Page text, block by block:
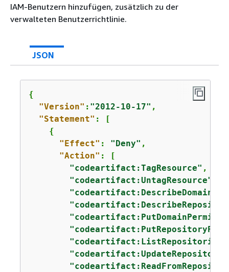
IAM-Benutzern hinzufügen, zusätzlich zu der
verwalteten Benutzerrichtlinie.
JSON
{
"Version" : "2012-10-17" ,
"Statement" : [
{
"Effect" : "Deny" ,
"Action" : [
"codeartifact:TagResource" ,
"codeartifact:UntagResource"
"codeartifact:DescribeDomain"
"codeartifact:UpdateRepository"